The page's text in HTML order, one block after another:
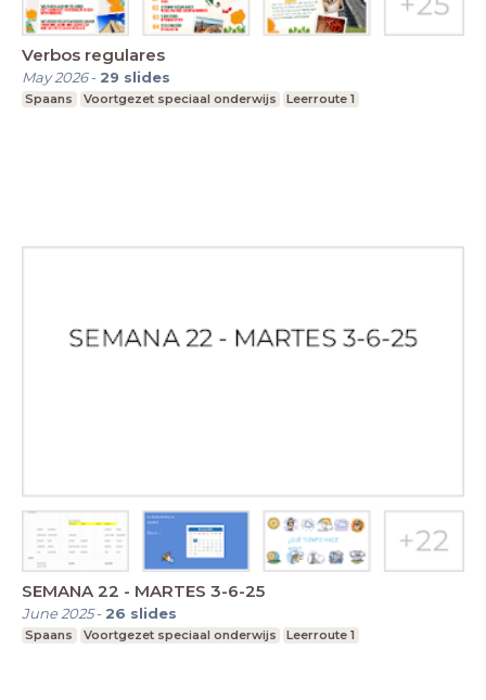
Verbos regulares
May 2026- 29 slides
Spaans Voortgezet speciaal onderwijs Leerroute 1
SEMANA 22 - MARTES 3-6-25
June 2025- 26 slides
Spaans Voortgezet speciaal onderwijs Leerroute 1